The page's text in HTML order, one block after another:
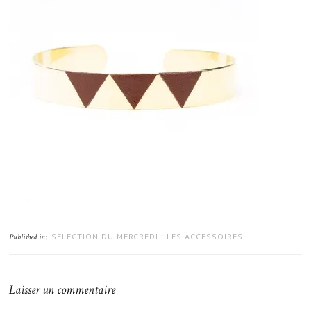
Published in: SÉLECTION DU MERCREDI : LES ACCESSOIRES
Laisser un commentaire